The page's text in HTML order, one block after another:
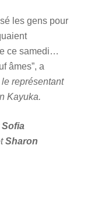
les gens pour
ce samedi…
âmes”, a
représentant
Kayuka.
Sharon